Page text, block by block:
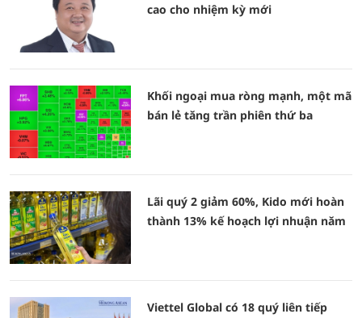
cao cho nhiệm kỳ mới
Khối ngoại mua ròng mạnh, một mã
bán lẻ tăng trần phiên thứ ba
Lãi quý 2 giảm 60%, Kido mới hoàn
thành 13% kế hoạch lợi nhuận năm
Viettel Global có 18 quý liên tiếp